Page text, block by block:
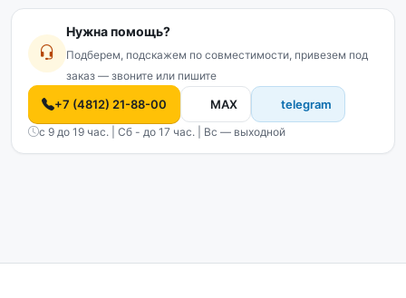
Нужна помощь?
Подберем, подскажем по совместимости, привезем под
заказ — звоните или пишите
+7 (4812) 21-88-00 MAX telegram
с 9 до 19 час. | Сб - до 17 час. | Вс — выходной